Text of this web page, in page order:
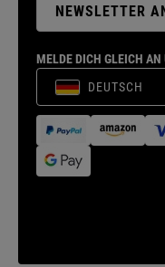
NEWSLETTER
MELDE DICH GLEICH AN
DEUTSCH